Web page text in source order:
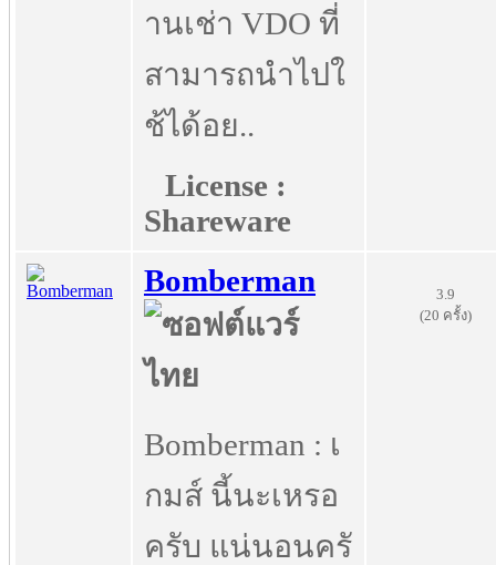
านเช่า VDO ที่
สามารถนำไปใ
ช้ได้อย..
License :
Shareware
Bomberman
Bomberman : เ
กมส์ นี้นะเหรอ
ครับ แน่นอนครั
3.9
(20 ครั้ง)